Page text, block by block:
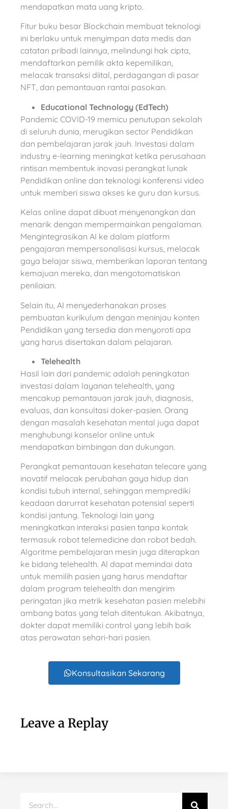
mendapatkan mata uang kripto.
Fitur buku besar Blockchain membuat teknologi
ini berlaku untuk menyimpan data medis dan
catatan pribadi lainnya, melindungi hak cipta,
mendaftarkan pemilik akta kepemilikan,
melacak transaksi diital, perdagangan di pasar
NFT, dan pemantauan rantai pasokan.
Educational Technology (EdTech)
Pandemic COVID-19 memicu penutupan sekolah
di seluruh dunia, merugikan sector Pendidikan
dan pembelajaran jarak jauh. Investasi dalam
industry e-learning meningkat ketika perusahaan
rintisan membentuk inovasi perangkat lunak
Pendidikan online dan teknologi konferensi video
untuk memberi siswa akses ke guru dan kursus.
Kelas online dapat dibuat menyenangkan dan
menarik dengan mempermainkan pengalaman.
Mengintegrasikan AI ke dalam platform
pengajaran mempersonalisasi kursus, melacak
gaya belajar siswa, memberikan laporan tentang
kemajuan mereka, dan mengotomatiskan
penilaian.
Selain itu, AI menyederhanakan proses
pembuatan kurikulum dengan meninjau konten
Pendidikan yang tersedia dan menyoroti apa
yang harus disertakan dalam pelajaran.
Telehealth
Hasil lain dari pandemic adalah peningkatan
investasi dalam layanan telehealth, yang
mencakup pemantauan jarak jauh, diagnosis,
evaluas, dan konsultasi doker-pasien. Orang
dengan masalah kesehatan mental juga dapat
menghubungi konselor online untuk
mendapatkan bimbingan dan dukungan.
Perangkat pemantauan kesehatan telecare yang
inovatif melacak perubahan gaya hidup dan
kondisi tubuh internal, sehinggan memprediki
keadaan darurrat kesehatan potensial seperti
kondisi jantung. Teknologi lain yang
meningkatkan interaksi pasien tanpa kontak
termasuk robot telemedicine dan robot bedah.
Algoritme pembelajaran mesin juga diterapkan
ke bidang telehealth. AI dapat memindai data
untuk memilih pasien yang harus mendaftar
dalam program telehealth dan mengirim
peringatan jika metrik kesehatan pasien melebihi
ambang batas yang telah ditentukan. Akibatnya,
dokter dapat memiliki control yang lebih baik
atas perawatan sehari-hari pasien.
Konsultasikan Sekarang
Leave a Replay